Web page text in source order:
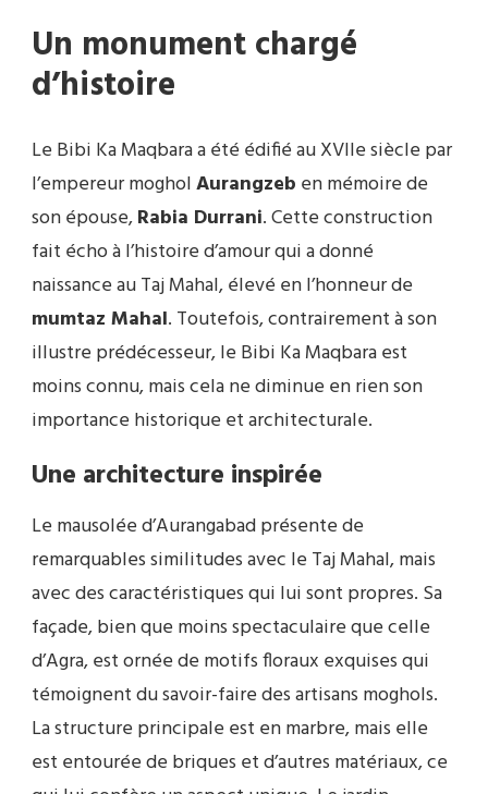
Un monument chargé
d’histoire
Le Bibi Ka Maqbara a été édifié au XVIIe siècle par
l’empereur mogholAurangzeb en mémoire de
son épouse,Rabia Durrani. Cette construction
fait écho à l’histoire d’amour qui a donné
naissance au Taj Mahal, élevé en l’honneur de
mumtaz Mahal. Toutefois, contrairement à son
illustre prédécesseur, le Bibi Ka Maqbara est
moins connu, mais cela ne diminue en rien son
importance historique et architecturale.
Une architecture inspirée
Le mausolée d’Aurangabad présente de
remarquables similitudes avec le Taj Mahal, mais
avec des caractéristiques qui lui sont propres. Sa
façade, bien que moins spectaculaire que celle
d’Agra, est ornée de motifs floraux exquises qui
témoignent du savoir-faire des artisans moghols.
La structure principale est en marbre, mais elle
est entourée de briques et d’autres matériaux, ce